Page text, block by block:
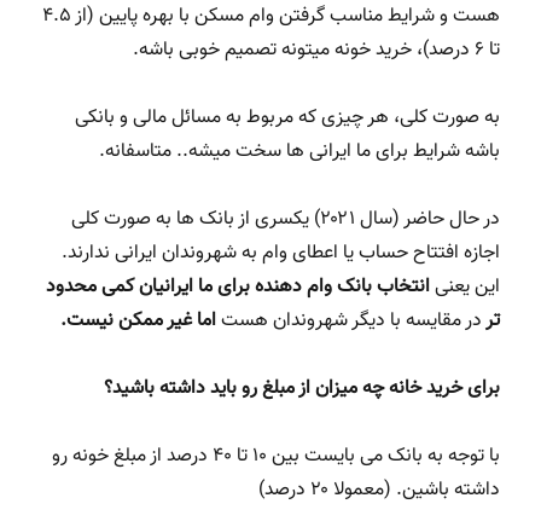
هست و شرایط مناسب گرفتن وام مسکن با بهره پایین (از ۴.۵
تا ۶ درصد)، خرید خونه میتونه تصمیم خوبی باشه.
به صورت کلی، هر چیزی که مربوط به مسائل مالی و بانکی
باشه شرایط برای ما ایرانی ها سخت میشه.. متاسفانه.
در حال حاضر (سال ۲۰۲۱) یکسری از بانک ها به صورت کلی
اجازه افتتاح حساب یا اعطای وام به شهروندان ایرانی ندارند.
این یعنیانتخاب بانک وام دهنده برای ما ایرانیان کمی محدود
تردر مقایسه با دیگر شهروندان هستاما غیر ممکن نیست.
برای خرید خانه چه میزان از مبلغ رو باید داشته باشید؟
با توجه به بانک می بایست بین ۱۰ تا ۴۰ درصد از مبلغ خونه رو
داشته باشین. (معمولا ۲۰ درصد)